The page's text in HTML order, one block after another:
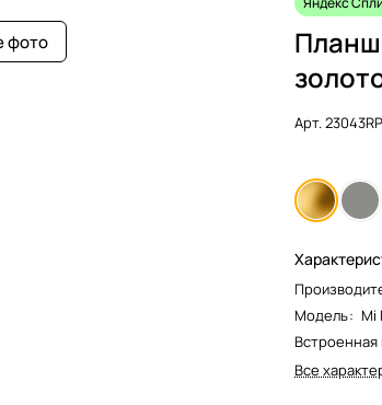
фото
Арт.
Модель: Mi
Встроенная
Все